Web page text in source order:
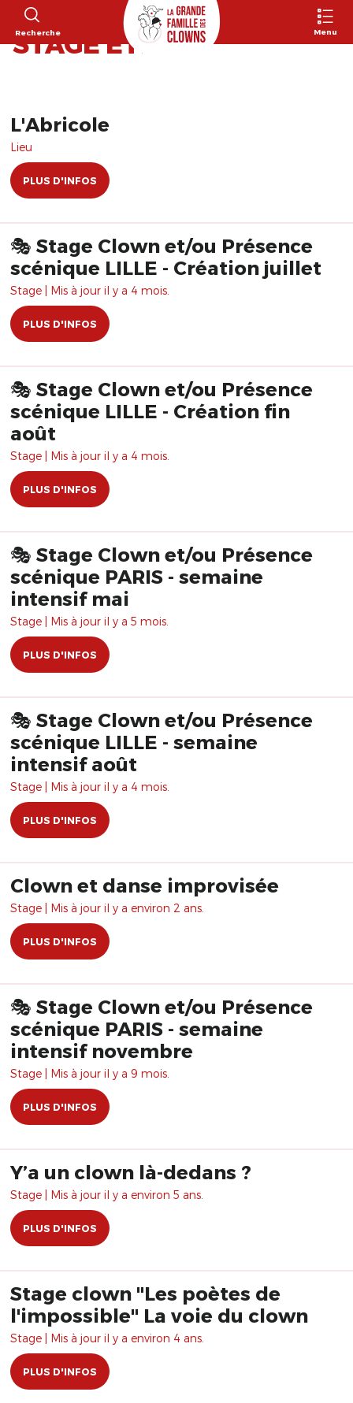
Recherche Menu
827 RÉSULTATS POUR
"STAGE ÉTÉ"
L'Abricole
Lieu
PLUS D'INFOS
🎭 Stage Clown et/ou Présence
scénique LILLE - Création juillet
Stage | Mis à jour il y a 4 mois.
PLUS D'INFOS
🎭 Stage Clown et/ou Présence
scénique LILLE - Création fin
août
Stage | Mis à jour il y a 4 mois.
PLUS D'INFOS
🎭 Stage Clown et/ou Présence
scénique PARIS - semaine
intensif mai
Stage | Mis à jour il y a 5 mois.
PLUS D'INFOS
🎭 Stage Clown et/ou Présence
scénique LILLE - semaine
intensif août
Stage | Mis à jour il y a 4 mois.
PLUS D'INFOS
Clown et danse improvisée
Stage | Mis à jour il y a environ 2 ans.
PLUS D'INFOS
🎭 Stage Clown et/ou Présence
scénique PARIS - semaine
intensif novembre
Stage | Mis à jour il y a 9 mois.
PLUS D'INFOS
Y’a un clown là-dedans ?
Stage | Mis à jour il y a environ 5 ans.
PLUS D'INFOS
Stage clown "Les poètes de
l'impossible" La voie du clown
Stage | Mis à jour il y a environ 4 ans.
PLUS D'INFOS